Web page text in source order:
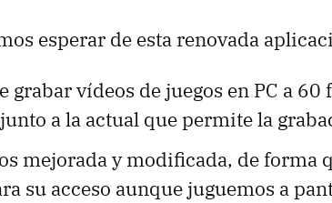
esperar de esta renovada
grabar vídeos de juegos en PC a 60
a la actual que permite la
mejorada y modificada, de forma
su acceso aunque juguemos a